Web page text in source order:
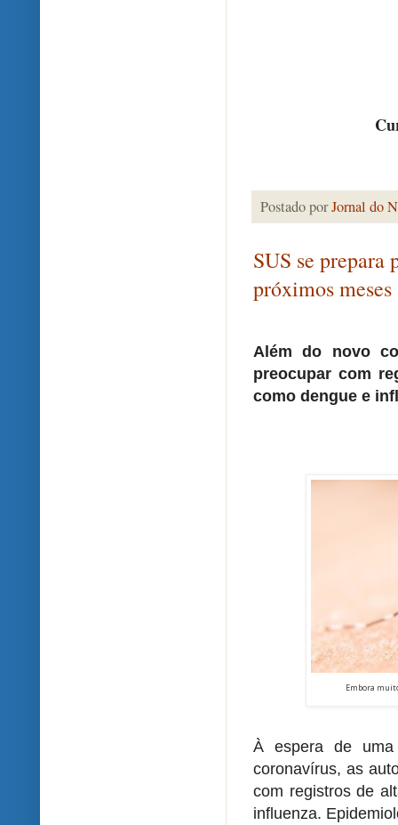
Postado porJornal do
SUS se prepara
próximos meses
Além do novo
preocupar com
como dengue e
Embora
À espera de
coronavírus, as
com registros de
influenza.